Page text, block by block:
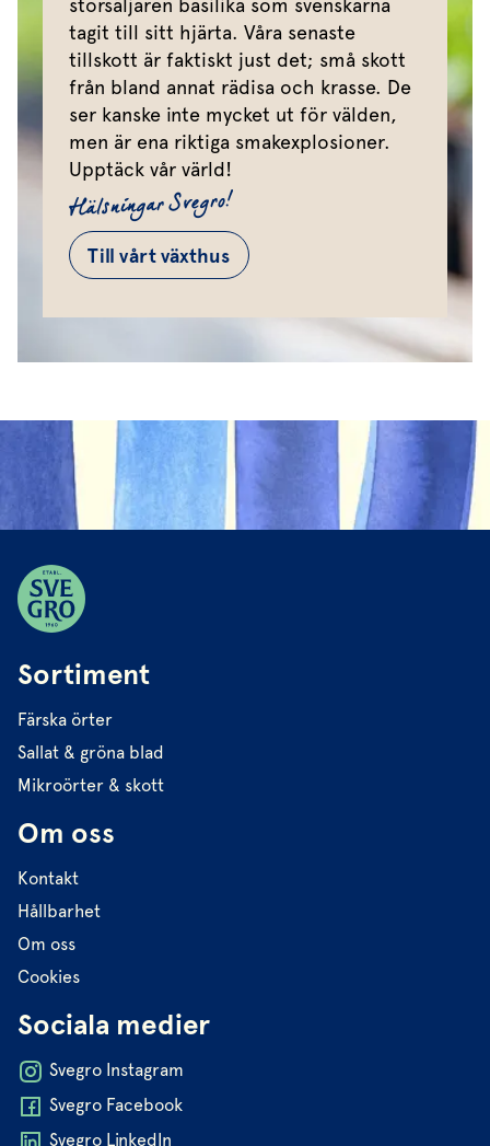
storsäljaren basilika som svenskarna
tagit till sitt hjärta. Våra senaste
tillskott är faktiskt just det; små skott
från bland annat rädisa och krasse. De
ser kanske inte mycket ut för välden,
men är ena riktiga smakexplosioner.
Upptäck vår värld!
Hälsningar Svegro!
Till vårt växthus
Sortiment
Färska örter
Sallat & gröna blad
Mikroörter & skott
Om oss
Kontakt
Hållbarhet
Om oss
Cookies
Sociala medier
Svegro Instagram
Svegro Facebook
Svegro LinkedIn